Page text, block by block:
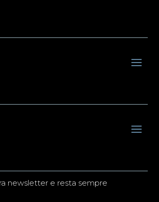
newsletter e resta sempre